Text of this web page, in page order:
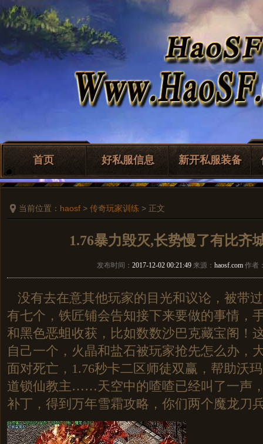
首页 好私服信息 新开私服装备
当前位置： haosf > 传奇玩家训练 > 正文
1.76暴力毁灭,长势慢了有比齐
发布时间： 2017-12-02 00:21:49 来源： haosf.com 作者
没有去在意其他玩家的目光和议论，被带
有七个，铁匠铺会告知接下来要做的事情，
和黑色恶蛆收获，比如数数沙巴克藏宝阁！
自己一个，火晶和盐石被玩家抢先怎么办，
面对死亡，1.76秒卡二区师徒双赢，帮助沃
道锁仙教主……天空中的喳喳已经叫了一声
补丁，得到万年雪霜攻略，你们两个魔龙刀